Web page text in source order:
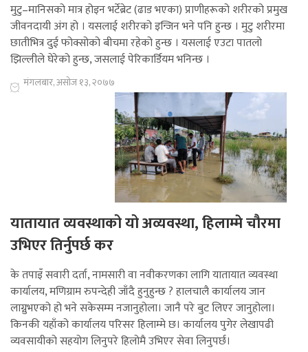
मुटु–मानिसको मात्र होइन भर्टेब्रेट (ढाड भएका) प्राणीहरूको शरीरको प्रमुख
जीवनदायी अंग हो । यसलाई शरीरको इन्जिन भने पनि हुन्छ । मुटु शरीरमा
छातीभित्र दुई फोक्सोको बीचमा रहेको हुन्छ । यसलाई एउटा पातलो
झिल्लीले घेरेको हुन्छ, जसलाई पेरिकार्डियम भनिन्छ ।
मंगलबार, असोज १३, २०७७
यातायात व्यवस्थाको यो अव्यवस्था, हिलाम्मे चौरमा
उभिएर तिर्नुपर्छ कर
के तपाइँ सवारी दर्ता, नामसारी वा नवीकरणका लागि यातायात व्यवस्था
कार्यालय, मणिग्राम रुपन्देही जाँदै हुनुहुन्छ ? हालचालै कार्यालय जान
लाग्नुभएको हो भने सकेसम्म नजानुहोला। जानै परे बुट लिएर जानुहोला।
किनकी यहाँको कार्यालय परिसर हिलाम्मे छ। कार्यालय पुगेर लेखापढी
व्यवसायीको सहयोग लिनुपरे हिलोमै उभिएर सेवा लिनुपर्छ।